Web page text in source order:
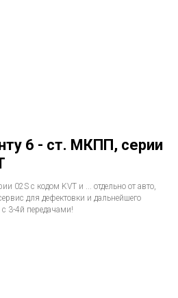
6 - ст. МКПП, серии
02S с кодом KVT и ... отдельно от авто,
для дефектовки и дальнейшего
3-4й передачами!